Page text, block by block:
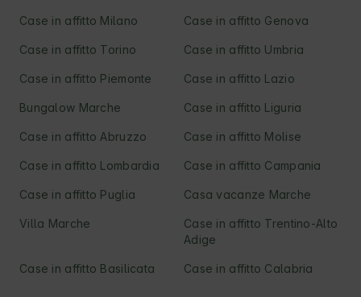
Case in affitto Milano Case in affitto Genova
Case in affitto Torino Case in affitto Umbria
Case in affitto Piemonte Case in affitto Lazio
Bungalow Marche Case in affitto Liguria
Case in affitto Abruzzo Case in affitto Molise
Case in affitto Lombardia Case in affitto Campania
Case in affitto Puglia Casa vacanze Marche
Villa Marche
Case in affitto Trentino-Alto
Adige
Case in affitto Basilicata Case in affitto Calabria